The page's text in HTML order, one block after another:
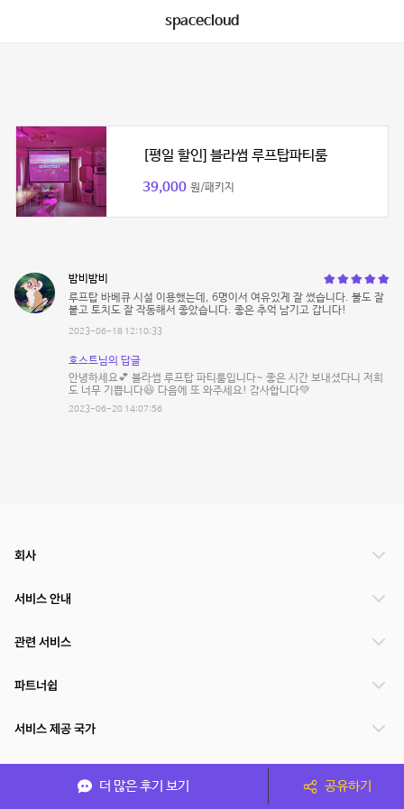
spacecloud
[평일 할인] 블라썸 루프탑파티룸
39,000 원/패키지
밤비밤비
루프탑 바베큐 시설 이용했는데, 6명이서 여유있게 잘 썼습니다. 불도 잘
붙고 토치도 잘 작동해서 좋았습니다. 좋은 추억 남기고 갑니다!
2023-06-18 12:10:33
호스트님의 답글
안녕하세요💕 블라썸 루프탑 파티룸입니다~ 좋은 시간 보내셨다니 저희
도 너무 기쁩니다😆 다음에 또 와주세요! 감사합니다💚
2023-06-20 14:07:56
더 많은 후기 보기 공유하기
회사
서비스 안내
관련 서비스
파트너쉽
서비스 제공 국가
(주)NSPACE 사업자정보